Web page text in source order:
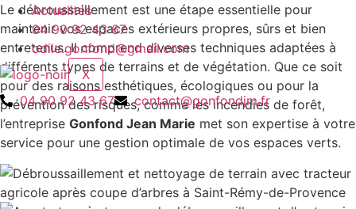
Actualités
04 90 92 43 67
odile.gonfond@gmail.com
X
04 90 92 43 67
contact@gonfondjm.fr
Le débroussaillement est une étape essentielle pour
maintenir vos espaces extérieurs propres, sûrs et bien
entretenus. Il comprend diverses techniques adaptées à
différents types de terrains et de végétation. Que ce soit
pour des raisons esthétiques, écologiques ou pour la
prévention des risques, comme les incendies de forêt,
l’entreprise Gonfond Jean Marie met son expertise à votre
service pour une gestion optimale de vos espaces verts.